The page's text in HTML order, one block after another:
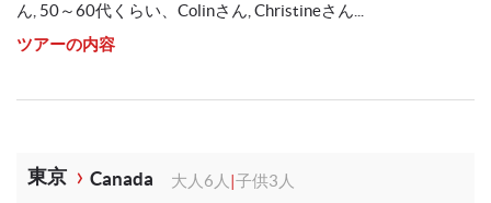
ん, 50～60代くらい、Colinさん, Christineさん...
ツアーの内容
東京 Canada 大人6人 |子供3人